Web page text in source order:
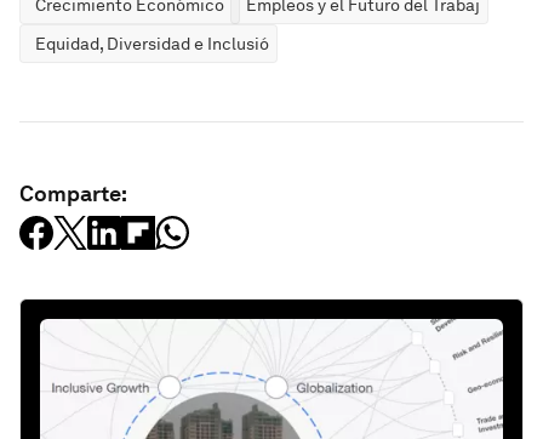
Crecimiento Económico
Empleos y el Futuro del Trabajo
Equidad, Diversidad e Inclusión
Comparte: